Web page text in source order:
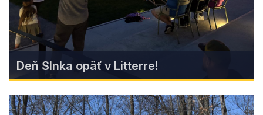
Deň Slnka opäť v Litterre!